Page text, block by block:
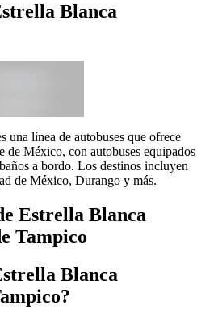
Blanca
una línea de autobuses que ofrece
de México, con autobuses equipados
a bordo. Los destinos incluyen
de México, Durango y más.
Estrella Blanca
Tampico
Blanca